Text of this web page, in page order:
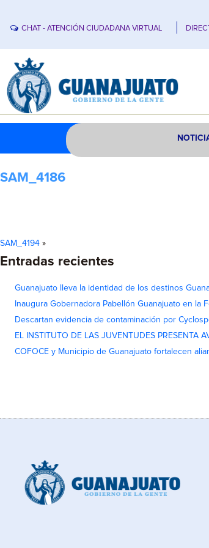
CHAT - ATENCIÓN CIUDADANA VIRTUAL
SAM_4186
SAM_4194 »
Entradas recientes
Guanajuato lleva la identidad de los destinos
Inaugura Gobernadora Pabellón Guanajuato en la
Descartan evidencia de contaminación por
EL INSTITUTO DE LAS JUVENTUDES PRESENTA
COFOCE y Municipio de Guanajuato fortalecen